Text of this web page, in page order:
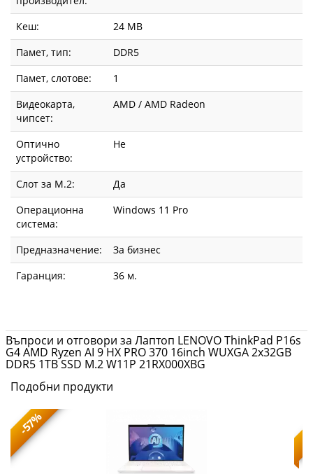
Кеш:
24 MB
Памет, тип:
DDR5
Памет, слотове:
1
Видеокарта,
чипсет:
AMD / AMD Radeon
Оптично
устройство:
Не
Слот за М.2:
Да
Операционна
система:
Windows 11 Pro
Предназначение:
За бизнес
Гаранция:
36 м.
Въпроси и отговори за Лаптоп LENOVO ThinkPad P16s
G4 AMD Ryzen AI 9 HX PRO 370 16inch WUXGA 2x32GB
DDR5 1TB SSD M.2 W11P 21RX000XBG
Подобни продукти
-57%